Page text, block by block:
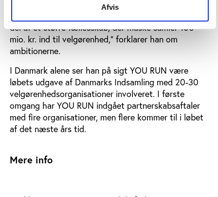
Afvis
drøm, at vi hvert år kan lave min. fem løb på samme
del af et større fællesskab, der måske samler 100
mio. kr. ind til velgørenhed,” forklarer han om
ambitionerne.
I Danmark alene ser han på sigt YOU RUN være
løbets udgave af Danmarks Indsamling med 20-30
velgørenhedsorganisationer involveret. I første
omgang har YOU RUN indgået partnerskabsaftaler
med fire organisationer, men flere kommer til i løbet
af det næste års tid.
Mere info